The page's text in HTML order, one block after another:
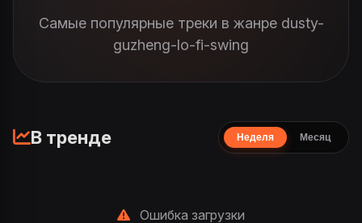
Самые популярные треки в жанре dusty-
guzheng-lo-fi-swing
В тренде Неделя Месяц
Ошибка загрузки